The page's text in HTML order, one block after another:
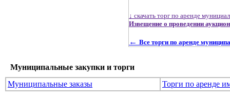
↓ скачать торг по аренде
Извещение о проведении
← Все торги по аренде
Муниципальные закупки и торги
Муниципальные заказы
Торги по аренде